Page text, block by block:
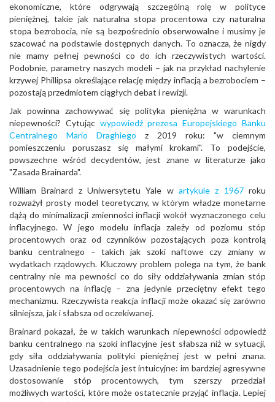
ekonomiczne, które odgrywają szczególną rolę w polityce
pieniężnej, takie jak naturalna stopa procentowa czy naturalna
stopa bezrobocia, nie są bezpośrednio obserwowalne i musimy je
szacować na podstawie dostępnych danych. To oznacza, że nigdy
nie mamy pełnej pewności co do ich rzeczywistych wartości.
Podobnie, parametry naszych modeli – jak na przykład nachylenie
krzywej Phillipsa określające relację między inflacją a bezrobociem –
pozostają przedmiotem ciągłych debat i rewizji.
Jak powinna zachowywać się polityka pieniężna w warunkach
niepewności? Cytując wypowiedź prezesa Europejskiego Banku
Centralnego Mario Draghiego z 2019 roku: "w ciemnym
pomieszczeniu poruszasz się małymi krokami". To podejście,
powszechne wśród decydentów, jest znane w literaturze jako
"Zasada Brainarda".
William Brainard z Uniwersytetu Yale w artykule z 1967roku
rozważył prosty model teoretyczny, w którym władze monetarne
dążą do minimalizacji zmienności inflacji wokół wyznaczonego celu
inflacyjnego. W jego modelu inflacja zależy od poziomu stóp
procentowych oraz od czynników pozostających poza kontrolą
banku centralnego – takich jak szoki naftowe czy zmiany w
wydatkach rządowych. Kluczowy problem polega na tym, że bank
centralny nie ma pewności co do siły oddziaływania zmian stóp
procentowych na inflację – zna jedynie przeciętny efekt tego
mechanizmu. Rzeczywista reakcja inflacji może okazać się zarówno
silniejsza, jak i słabsza od oczekiwanej.
Brainard pokazał, że w takich warunkach niepewności odpowiedź
banku centralnego na szoki inflacyjne jest słabsza niż w sytuacji,
gdy siła oddziaływania polityki pieniężnej jest w pełni znana.
Uzasadnienie tego podejścia jest intuicyjne: im bardziej agresywne
dostosowanie stóp procentowych, tym szerszy przedział
możliwych wartości, które może ostatecznie przyjąć inflacja. Lepiej